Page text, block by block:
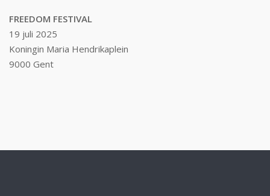
FREEDOM FESTIVAL
19 juli 2025
Koningin Maria Hendrikaplein
9000 Gent